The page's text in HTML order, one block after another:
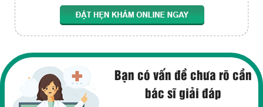
Bạn có vấn đề chưa rõ cần
bác sĩ giải đáp